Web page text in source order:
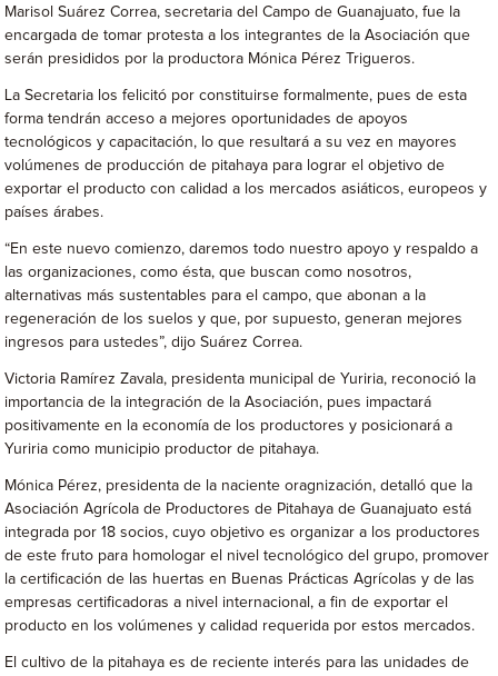
Marisol Suárez Correa, secretaria del Campo de Guanajuato, fue la
encargada de tomar protesta a los integrantes de la Asociación que
serán presididos por la productora Mónica Pérez Trigueros.
La Secretaria los felicitó por constituirse formalmente, pues de esta
forma tendrán acceso a mejores oportunidades de apoyos
tecnológicos y capacitación, lo que resultará a su vez en mayores
volúmenes de producción de pitahaya para lograr el objetivo de
exportar el producto con calidad a los mercados asiáticos, europeos y
países árabes.
“En este nuevo comienzo, daremos todo nuestro apoyo y respaldo a
las organizaciones, como ésta, que buscan como nosotros,
alternativas más sustentables para el campo, que abonan a la
regeneración de los suelos y que, por supuesto, generan mejores
ingresos para ustedes”, dijo Suárez Correa.
Victoria Ramírez Zavala, presidenta municipal de Yuriria, reconoció la
importancia de la integración de la Asociación, pues impactará
positivamente en la economía de los productores y posicionará a
Yuriria como municipio productor de pitahaya.
Mónica Pérez, presidenta de la naciente oragnización, detalló que la
Asociación Agrícola de Productores de Pitahaya de Guanajuato está
integrada por 18 socios, cuyo objetivo es organizar a los productores
de este fruto para homologar el nivel tecnológico del grupo, promover
la certificación de las huertas en Buenas Prácticas Agrícolas y de las
empresas certificadoras a nivel internacional, a fin de exportar el
producto en los volúmenes y calidad requerida por estos mercados.
El cultivo de la pitahaya es de reciente interés para las unidades de